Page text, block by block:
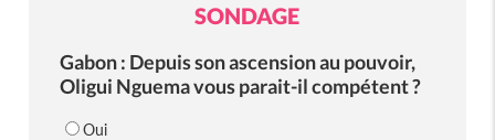
SONDAGE
Gabon : Depuis son ascension au pouvoir,
Oligui Nguema vous parait-il compétent ?
Oui